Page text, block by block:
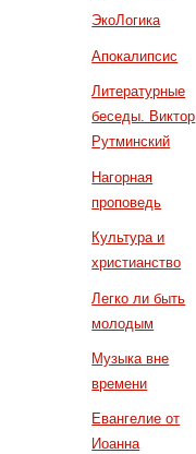
ЭкоЛогика
Апокалипсис
Литературные
беседы. Виктор
Рутминский
Нагорная
проповедь
Культура и
христианство
Легко ли быть
молодым
Музыка вне
времени
Евангелие от
Иоанна